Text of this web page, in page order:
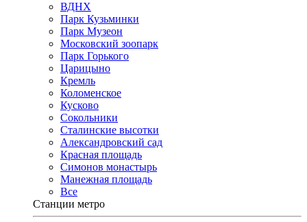
ВДНХ
Парк Кузьминки
Парк Музеон
Московский зоопарк
Парк Горького
Царицыно
Кремль
Коломенское
Кусково
Сокольники
Сталинские высотки
Александровский сад
Красная площадь
Симонов монастырь
Манежная площадь
Все
Станции метро